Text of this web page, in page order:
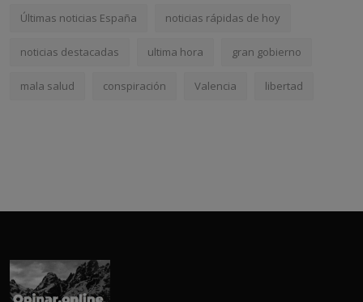
Últimas noticias España noticias rápidas de hoy
noticias destacadas ultima hora gran gobierno
mala salud conspiración Valencia libertad